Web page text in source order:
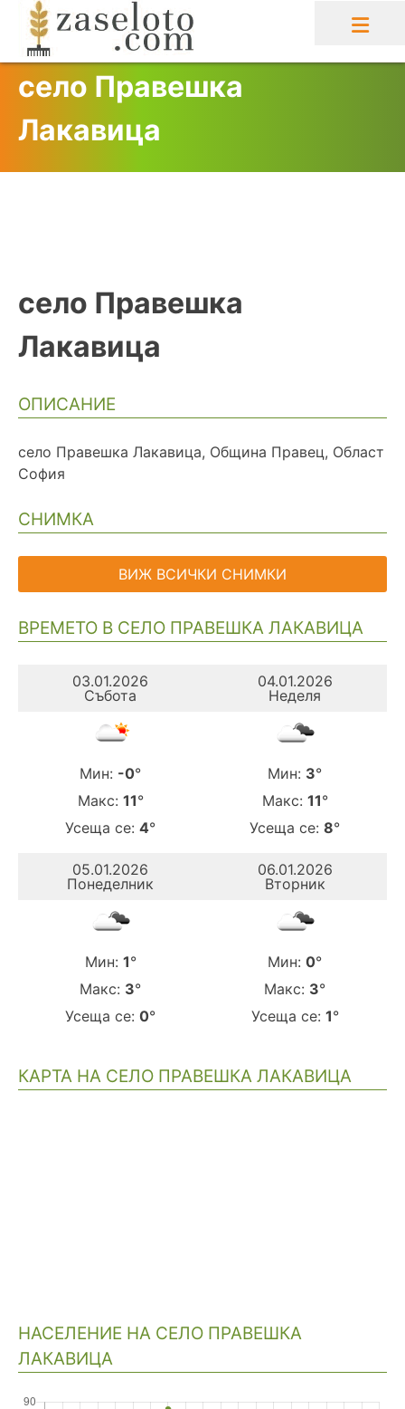
content
село Правешка
Лакавица
село Правешка
Лакавица
ОПИСАНИЕ
село Правешка Лакавица, Община Правец, Област
София
СНИМКА
ВИЖ ВСИЧКИ СНИМКИ
ВРЕМЕТО В СЕЛО ПРАВЕШКА ЛАКАВИЦА
03.01.2026
Събота
Мин: -0°
Макс: 11°
Усеща се: 4°
04.01.2026
Неделя
Мин: 3°
Макс: 11°
Усеща се: 8°
05.01.2026
Понеделник
Мин: 1°
Макс: 3°
Усеща се: 0°
06.01.2026
Вторник
Мин: 0°
Макс: 3°
Усеща се: 1°
КАРТА НА СЕЛО ПРАВЕШКА ЛАКАВИЦА
НАСЕЛЕНИЕ НА СЕЛО ПРАВЕШКА
ЛАКАВИЦА